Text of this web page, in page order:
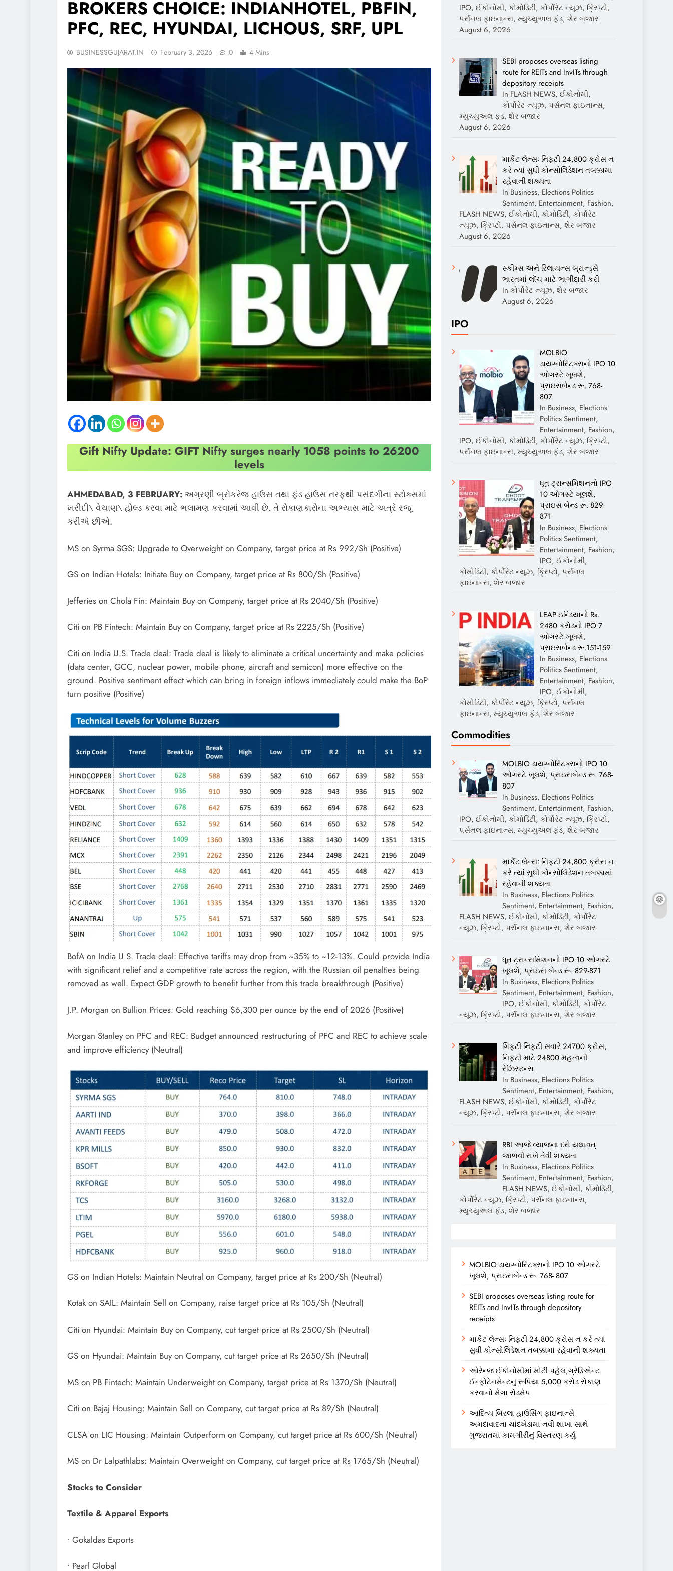
BROKERS CHOICE: INDIANHOTEL, PBFIN,
PFC, REC, HYUNDAI, LICHOUS, SRF, UPL
BUSINESSGUJARAT.IN February 3, 2026 0 4 Mins
Gift Nifty Update: GIFT Nifty surges nearly 1058 points to 26200
levels
AHMEDABAD, 3 FEBRUARY: અગ્રણી બ્રોકરેજ હાઉસ તથા ફંડ હાઉસ તરફથી પસંદગીના સ્ટોક્સમાં
ખરીદી\ વેચાણ\ હોલ્ડ કરવા માટે ભલામણ કરવામાં આવી છે. તે રોકાણકારોના અભ્યાસ માટે અત્રે રજૂ
કરીએ છીએ.
MS on Syrma SGS: Upgrade to Overweight on Company, target price at Rs 992/Sh (Positive)
GS on Indian Hotels: Initiate Buy on Company, target price at Rs 800/Sh (Positive)
Jefferies on Chola Fin: Maintain Buy on Company, target price at Rs 2040/Sh (Positive)
Citi on PB Fintech: Maintain Buy on Company, target price at Rs 2225/Sh (Positive)
Citi on India U.S. Trade deal: Trade deal is likely to eliminate a critical uncertainty and make policies
(data center, GCC, nuclear power, mobile phone, aircraft and semicon) more effective on the
ground. Positive sentiment effect which can bring in foreign inflows immediately could make the BoP
turn positive (Positive)
BofA on India U.S. Trade deal: Effective tariffs may drop from ~35% to ~12-13%. Could provide India
with significant relief and a competitive rate across the region, with the Russian oil penalties being
removed as well. Expect GDP growth to benefit further from this trade breakthrough (Positive)
J.P. Morgan on Bullion Prices: Gold reaching $6,300 per ounce by the end of 2026 (Positive)
Morgan Stanley on PFC and REC: Budget announced restructuring of PFC and REC to achieve scale
and improve efficiency (Neutral)
GS on Indian Hotels: Maintain Neutral on Company, target price at Rs 200/Sh (Neutral)
Kotak on SAIL: Maintain Sell on Company, raise target price at Rs 105/Sh (Neutral)
Citi on Hyundai: Maintain Buy on Company, cut target price at Rs 2500/Sh (Neutral)
GS on Hyundai: Maintain Buy on Company, cut target price at Rs 2650/Sh (Neutral)
MS on PB Fintech: Maintain Underweight on Company, target price at Rs 1370/Sh (Neutral)
Citi on Bajaj Housing: Maintain Sell on Company, cut target price at Rs 89/Sh (Neutral)
CLSA on LIC Housing: Maintain Outperform on Company, cut target price at Rs 600/Sh (Neutral)
MS on Dr Lalpathlabs: Maintain Overweight on Company, cut target price at Rs 1765/Sh (Neutral)
Stocks to Consider
Textile & Apparel Exports
• Gokaldas Exports
• Pearl Global
IPO, ઈકોનોમી, કોમોડિટી, કોર્પોરેટ ન્યૂઝ, ક્રિપ્ટો,
પર્સનલ ફાઇનાન્સ, મ્યુચ્યુઅલ ફંડ, શેર બજાર
August 6, 2026
SEBI proposes overseas listing
route for REITs and InvITs through
depository receipts
In FLASH NEWS, ઈકોનોમી,
કોર્પોરેટ ન્યૂઝ, પર્સનલ ફાઇનાન્સ,
મ્યુચ્યુઅલ ફંડ, શેર બજાર
August 6, 2026
માર્કેટ લેન્સઃ નિફ્ટી 24,800 ક્રોસ ન
કરે ત્યાં સુધી કોન્સોલિડેશન તબક્કામાં
રહેવાની શક્યતા
In Business, Elections Politics
Sentiment, Entertainment, Fashion,
FLASH NEWS, ઈકોનોમી, કોમોડિટી, કોર્પોરેટ
ન્યૂઝ, ક્રિપ્ટો, પર્સનલ ફાઇનાન્સ, શેર બજાર
August 6, 2026
સ્કીમ્સ અને રિલાયન્સ બ્રાન્ડ્સે
ભારતમાં લોંચ માટે ભાગીદારી કરી
In કોર્પોરેટ ન્યૂઝ, શેર બજાર
August 6, 2026
IPO
MOLBIO
ડાયગ્નોસ્ટિક્સનો IPO 10
ઓગસ્ટે ખૂલશે,
પ્રાઇસબેન્ડ રૂ. 768-
807
In Business, Elections
Politics Sentiment,
Entertainment, Fashion,
IPO, ઈકોનોમી, કોમોડિટી, કોર્પોરેટ ન્યૂઝ, ક્રિપ્ટો,
પર્સનલ ફાઇનાન્સ, મ્યુચ્યુઅલ ફંડ, શેર બજાર
ધૂત ટ્રાન્સમિશનનો IPO
10 ઓગસ્ટે ખૂલશે,
પ્રાઇસ બેન્ડ રૂ. 829-
871
In Business, Elections
Politics Sentiment,
Entertainment, Fashion,
IPO, ઈકોનોમી,
કોમોડિટી, કોર્પોરેટ ન્યૂઝ, ક્રિપ્ટો, પર્સનલ
ફાઇનાન્સ, શેર બજાર
LEAP ઇન્ડિયાનો Rs.
2480 કરોડનો IPO 7
ઓગસ્ટે ખૂલશે,
પ્રાઇસબેન્ડ રૂ.151-159
In Business, Elections
Politics Sentiment,
Entertainment, Fashion,
IPO, ઈકોનોમી,
કોમોડિટી, કોર્પોરેટ ન્યૂઝ, ક્રિપ્ટો, પર્સનલ
ફાઇનાન્સ, મ્યુચ્યુઅલ ફંડ, શેર બજાર
Commodities
MOLBIO ડાયગ્નોસ્ટિક્સનો IPO 10
ઓગસ્ટે ખૂલશે, પ્રાઇસબેન્ડ રૂ. 768-
807
In Business, Elections Politics
Sentiment, Entertainment, Fashion,
IPO, ઈકોનોમી, કોમોડિટી, કોર્પોરેટ ન્યૂઝ, ક્રિપ્ટો,
પર્સનલ ફાઇનાન્સ, મ્યુચ્યુઅલ ફંડ, શેર બજાર
માર્કેટ લેન્સઃ નિફ્ટી 24,800 ક્રોસ ન
કરે ત્યાં સુધી કોન્સોલિડેશન તબક્કામાં
રહેવાની શક્યતા
In Business, Elections Politics
Sentiment, Entertainment, Fashion,
FLASH NEWS, ઈકોનોમી, કોમોડિટી, કોર્પોરેટ
ન્યૂઝ, ક્રિપ્ટો, પર્સનલ ફાઇનાન્સ, શેર બજાર
ધૂત ટ્રાન્સમિશનનો IPO 10 ઓગસ્ટે
ખૂલશે, પ્રાઇસ બેન્ડ રૂ. 829-871
In Business, Elections Politics
Sentiment, Entertainment, Fashion,
IPO, ઈકોનોમી, કોમોડિટી, કોર્પોરેટ
ન્યૂઝ, ક્રિપ્ટો, પર્સનલ ફાઇનાન્સ, શેર બજાર
ગિફ્ટી નિફ્ટી સવારે 24700 ક્રોસ,
નિફ્ટી માટે 24800 મહત્વની
રેઝિસ્ટન્સ
In Business, Elections Politics
Sentiment, Entertainment, Fashion,
FLASH NEWS, ઈકોનોમી, કોમોડિટી, કોર્પોરેટ
ન્યૂઝ, ક્રિપ્ટો, પર્સનલ ફાઇનાન્સ, શેર બજાર
RBI આજે વ્યાજના દરો યથાવત્
જાળવી રાખે તેવી શક્યતા
In Business, Elections Politics
Sentiment, Entertainment, Fashion,
FLASH NEWS, ઈકોનોમી, કોમોડિટી,
કોર્પોરેટ ન્યૂઝ, ક્રિપ્ટો, પર્સનલ ફાઇનાન્સ,
મ્યુચ્યુઅલ ફંડ, શેર બજાર
MOLBIO ડાયગ્નોસ્ટિક્સનો IPO 10 ઓગસ્ટે
ખૂલશે, પ્રાઇસબેન્ડ રૂ. 768- 807
SEBI proposes overseas listing route for
REITs and InvITs through depository
receipts
માર્કેટ લેન્સઃ નિફ્ટી 24,800 ક્રોસ ન કરે ત્યાં
સુધી કોન્સોલિડેશન તબક્કામાં રહેવાની શક્યતા
ઓરેન્જ ઈકોનોમીમાં મોટી પહેલ;ગ્રેડિએન્ટ
ઈન્ફોટેનમેન્ટનું રૂપિયા 5,000 કરોડ રોકાણ
કરવાનો મેગા રોડમેપ
આદિત્ય બિરલા હાઉસિંગ ફાઇનાન્સે
અમદાવાદના ચાંદખેડામાં નવી શાખા સાથે
ગુજરાતમાં કામગીરીનું વિસ્તરણ કર્યું